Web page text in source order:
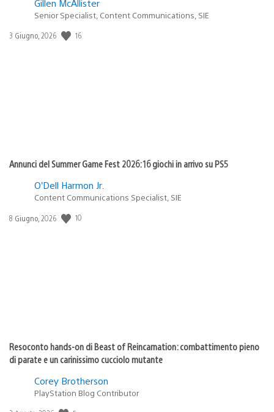
Gillen McAllister
Senior Specialist, Content Communications, SIE
Data
3 Giugno, 2026 16
Annunci del Summer Game Fest 2026: 16 giochi in arrivo su PS5
O’Dell Harmon Jr.
Content Communications Specialist, SIE
Data
8 Giugno, 2026 10
Resoconto hands-on di Beast of Reincarnation: combattimento pieno
di parate e un carinissimo cucciolo mutante
Corey Brotherson
PlayStation Blog Contributor